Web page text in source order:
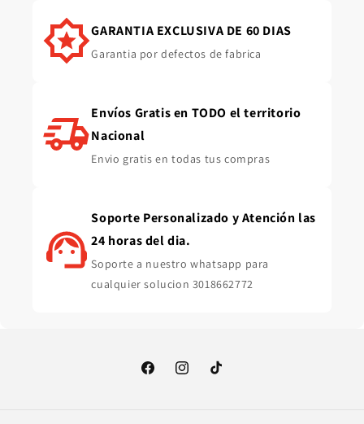
GARANTIA EXCLUSIVA DE 60 DIAS
Garantia por defectos de fabrica
Envíos Gratis en TODO el territorio
Nacional
Envio gratis en todas tus compras
Soporte Personalizado y Atención las
24 horas del dia.
Soporte a nuestro whatsapp para
cualquier solucion 3018662772
FacebookInstagramTikTok